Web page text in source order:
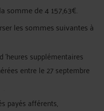
somme de 4 157,63€.
les sommes suivantes à
'heures supplémentaires
entre le 27 septembre
payés afférents,